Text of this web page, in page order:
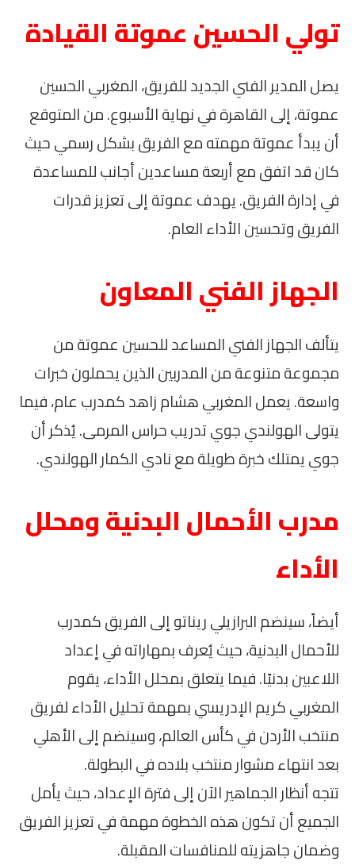
تولي الحسين عموتة القيادة
يصل المدير الفني الجديد للفريق، المغربي الحسين
عموتة، إلى القاهرة في نهاية الأسبوع. من المتوقع
أن يبدأ عموتة مهمته مع الفريق بشكل رسمي حيث
كان قد اتفق مع أربعة مساعدين أجانب للمساعدة
في إدارة الفريق. يهدف عموتة إلى تعزيز قدرات
الفريق وتحسين الأداء العام.
الجهاز الفني المعاون
يتألف الجهاز الفني المساعد للحسين عموتة من
مجموعة متنوعة من المدربين الذين يحملون خبرات
واسعة. يعمل المغربي هشام زاهد كمدرب عام، فيما
يتولى الهولندي جوي تدريب حراس المرمى. يُذكر أن
جوي يمتلك خبرة طويلة مع نادي الكمار الهولندي.
مدرب الأحمال البدنية ومحلل
الأداء
أيضاً، سينضم البرازيلي ريناتو إلى الفريق كمدرب
للأحمال البدنية، حيث يُعرف بمهاراته في إعداد
اللاعبين بدنيًا. فيما يتعلق بمحلل الأداء، يقوم
المغربي كريم الإدريسي بمهمة تحليل الأداء لفريق
منتخب الأردن في كأس العالم، وسينضم إلى الأهلي
بعد انتهاء مشوار منتخب بلاده في البطولة.
تتجه أنظار الجماهير الآن إلى فترة الإعداد، حيث يأمل
الجميع أن تكون هذه الخطوة مهمة في تعزيز الفريق
وضمان جاهزيته للمنافسات المقبلة.